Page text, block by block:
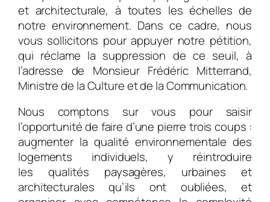
et architecturale, à toutes les échelles de
notre environnement. Dans ce cadre, nous
vous sollicitons pour appuyer notre pétition,
qui réclame la suppression de ce seuil, à
l’adresse de Monsieur Frédéric Mitterrand,
Ministre de la Culture et de la Communication.
Nous comptons sur vous pour saisir
l’opportunité de faire d’une pierre trois coups :
augmenter la qualité environnementale des
logements individuels, y réintroduire
les qualités paysagères, urbaines et
architecturales qu’ils ont oubliées, et